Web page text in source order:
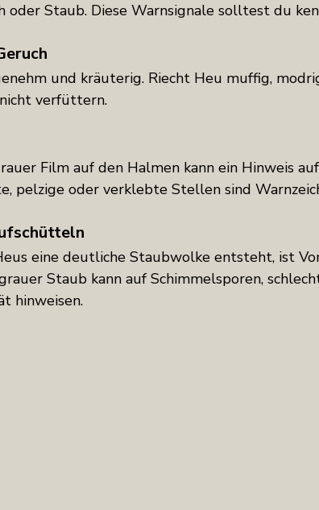
oder Staub. Diese Warnsignale solltest du
und kräuterig. Riecht Heu muffig,
verfüttern.
Film auf den Halmen kann ein Hinweis
pelzige oder verklebte Stellen sind
eine deutliche Staubwolke entsteht, ist
Staub kann auf Schimmelsporen,
hinweisen.